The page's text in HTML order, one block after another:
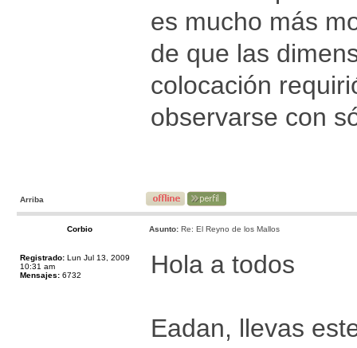
es mucho más
de que las
colocación
observarse con
Arriba
Corbio Asunto: Re: El Reyno de los Mallos
Registrado: Lun Jul 13, 2009
10:31 am
Mensajes: 6732 Hola a todos
Eadan, llevas